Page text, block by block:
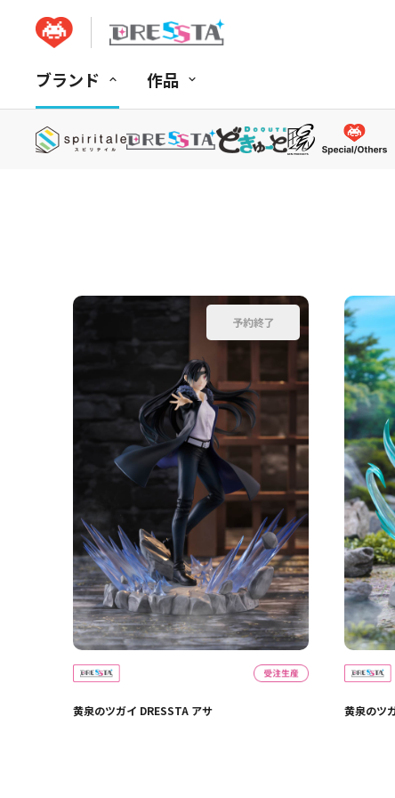
ブランド 作品
並べ替え： 商品コード 商品名 発売日 価格(安い順)
黄泉のツガイ DRESSTA アサ 黄泉のツ